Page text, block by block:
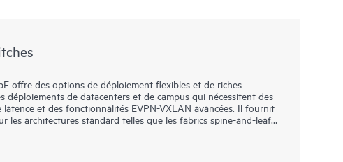
offre des options de déploiement flexibles et de riches
déploiements de datacenters et de campus qui nécessitent des
et des fonctionnalités EVPN-VXLAN avancées. Il fournit
les architectures standard telles que les fabrics spine-and-leaf.
afin de simplifier la conception, le déploiement et les